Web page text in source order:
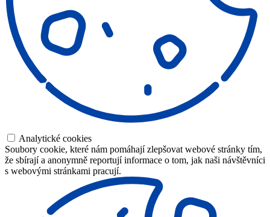
Analytické cookies
Soubory cookie, které nám pomáhají zlepšovat webové stránky tím,
že sbírají a anonymně reportují informace o tom, jak naši návštěvníci
s webovými stránkami pracují.